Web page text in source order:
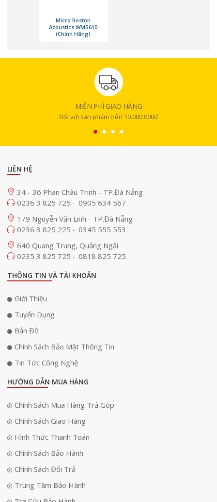
chống trầy xước, hạn chế bám vân tay và mồ hôi, tăng độ bền
Vỏ lưới chụp đầu micro bằng inox không gỉ, chống móp méo khi
bị rơi rớt, đồng thời có lớp màng lọc âm bên trong giúp bảo vệ củ
micro khỏi hơi ẩm.
Trang bị nút nguồn và màn hình LCD nhỏ ngay trên thân micro,
hiển thị tần số và tình trạng pin, giúp người dùng kiểm soát dễ
dàng.
Khả năng thu/phát sóng mạnh mẽ, ổn định, hạn chế nhiễu
tín hiệu ổn định và chống nhiễu hiệu quả. Đồng thời công nghệ cũng
góp phần hạn chế tình trạng bị hụt sóng, gây mất tiếng khi đang sử
dụng, làm ngắt quãng công việc và mạch cảm xúc của người dùng.
dùng chọn đến 200 kênh tần số khác nhau, giúp tránh trùng sóng khi
cho các dịch vụ karaoke giải trí.
Chất lượng âm thanh chuyên nghiệp, chống hú rít hiệu
Micro không dây Boston Acoustics WMS610 gây ấn tượng mạnh với
người dùng bởi chất lượng âm thanh vượt trội:
mà không cần phải hát quá lớn.
Âm thanh trong trẻo, sạch, không bị rè hoặc méo tiếng khi hát ở
mức âm lượng cao.
Micro Boston
Acoustics WMS610
(Chính Hãng)
MIỄN PHÍ GIAO HÀNG
Đối với sản phẩm trên 10.000.000đ
LIÊN HỆ
34 - 36 Phan Châu Trinh - TP.Đà Nẵng
0236 3 825 725 - 0905 634 567
179 Nguyễn Văn Linh - TP.Đà Nẵng
0236 3 825 225 - 0345 555 553
640 Quang Trung, Quảng Ngãi
0235 3 825 725 - 0818 825 725
THÔNG TIN VÀ TÀI KHOẢN
Giới Thiệu
Tuyển Dụng
Bản Đồ
Chính Sách Bảo Mật Thông Tin
Tin Tức Công Nghệ
HƯỚNG DẪN MUA HÀNG
Chính Sách Mua Hàng Trả Góp
Chính Sách Giao Hàng
Hình Thức Thanh Toán
Chính Sách Bảo Hành
Chính Sách Đổi Trả
Trung Tâm Bảo Hành